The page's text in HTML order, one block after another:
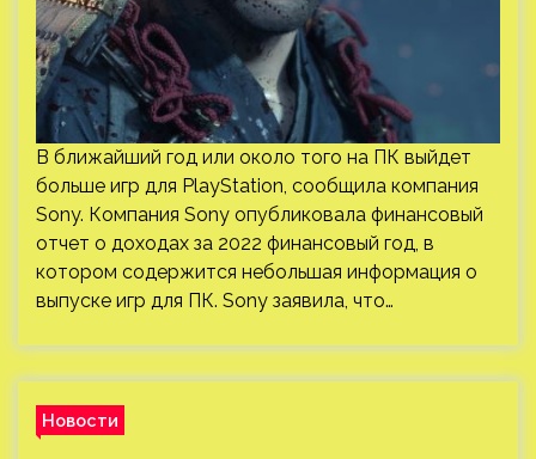
В ближайший год или около того на ПК выйдет
больше игр для PlayStation, сообщила компания
Sony. Компания Sony опубликовала финансовый
отчет о доходах за 2022 финансовый год, в
котором содержится небольшая информация о
выпуске игр для ПК. Sony заявила, что…
Новости